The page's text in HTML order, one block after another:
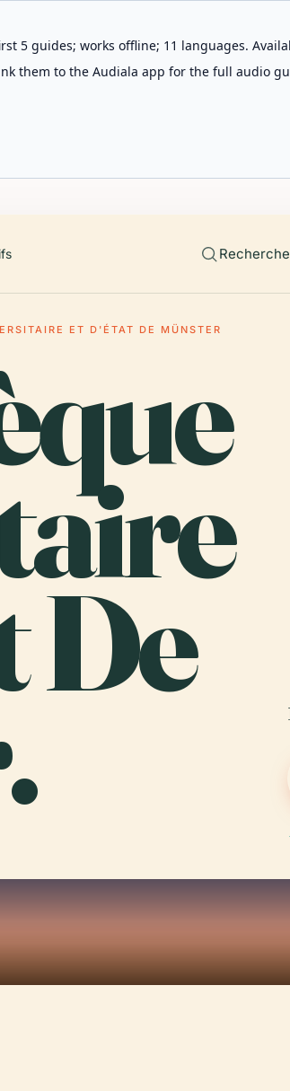
5 guides; works offline; 11 languages.
them to the Audiala app for the full audio
ET D'ÉTAT DE MÜNSTER
De